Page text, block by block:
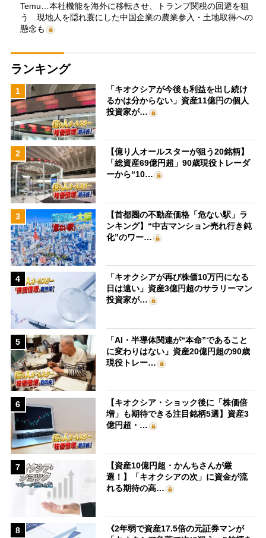
Temu…本社機能を海外に移転させ、トランプ関税の回避を狙
う 現地人を隠れ蓑にした中国企業の農業参入・土地取得への
懸念も
ランキング
1
「キオクシアが今後も利益を出し続け
るかは分からない」資産11億円の個人
投資家が…
2
【億り人オールスターが狙う20銘柄】
「総資産69億円超」90歳現役トレーダ
ーから“10…
3
【首都圏の不動産価格「危ない駅」ラ
ンキング】“中古マンション売れ行き鈍
化”のワー…
4
「キオクシアが再び株価10万円になる
日は遠い」資産3億円超のサラリーマン
投資家が…
5
「AI・半導体関連が“本命”であること
に変わりはない」資産20億円超の90歳
現役トレー…
6
【キオクシア・ショック後に「株価倍
増」も期待できる注目銘柄5選】資産3
億円超・…
7
【資産10億円超・かんちさんが厳
選！】「キオクシアの次」に資金が流
れる期待の高…
8
《2年弱で資産17.5倍の元証券マンが